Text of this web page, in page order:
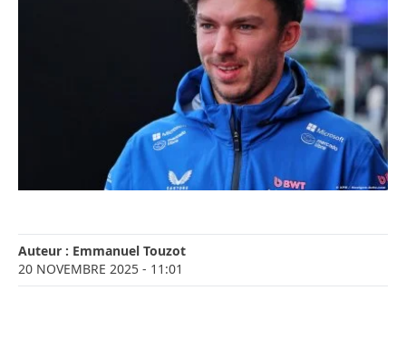
Auteur : Emmanuel Touzot
20 NOVEMBRE 2025 - 11:01